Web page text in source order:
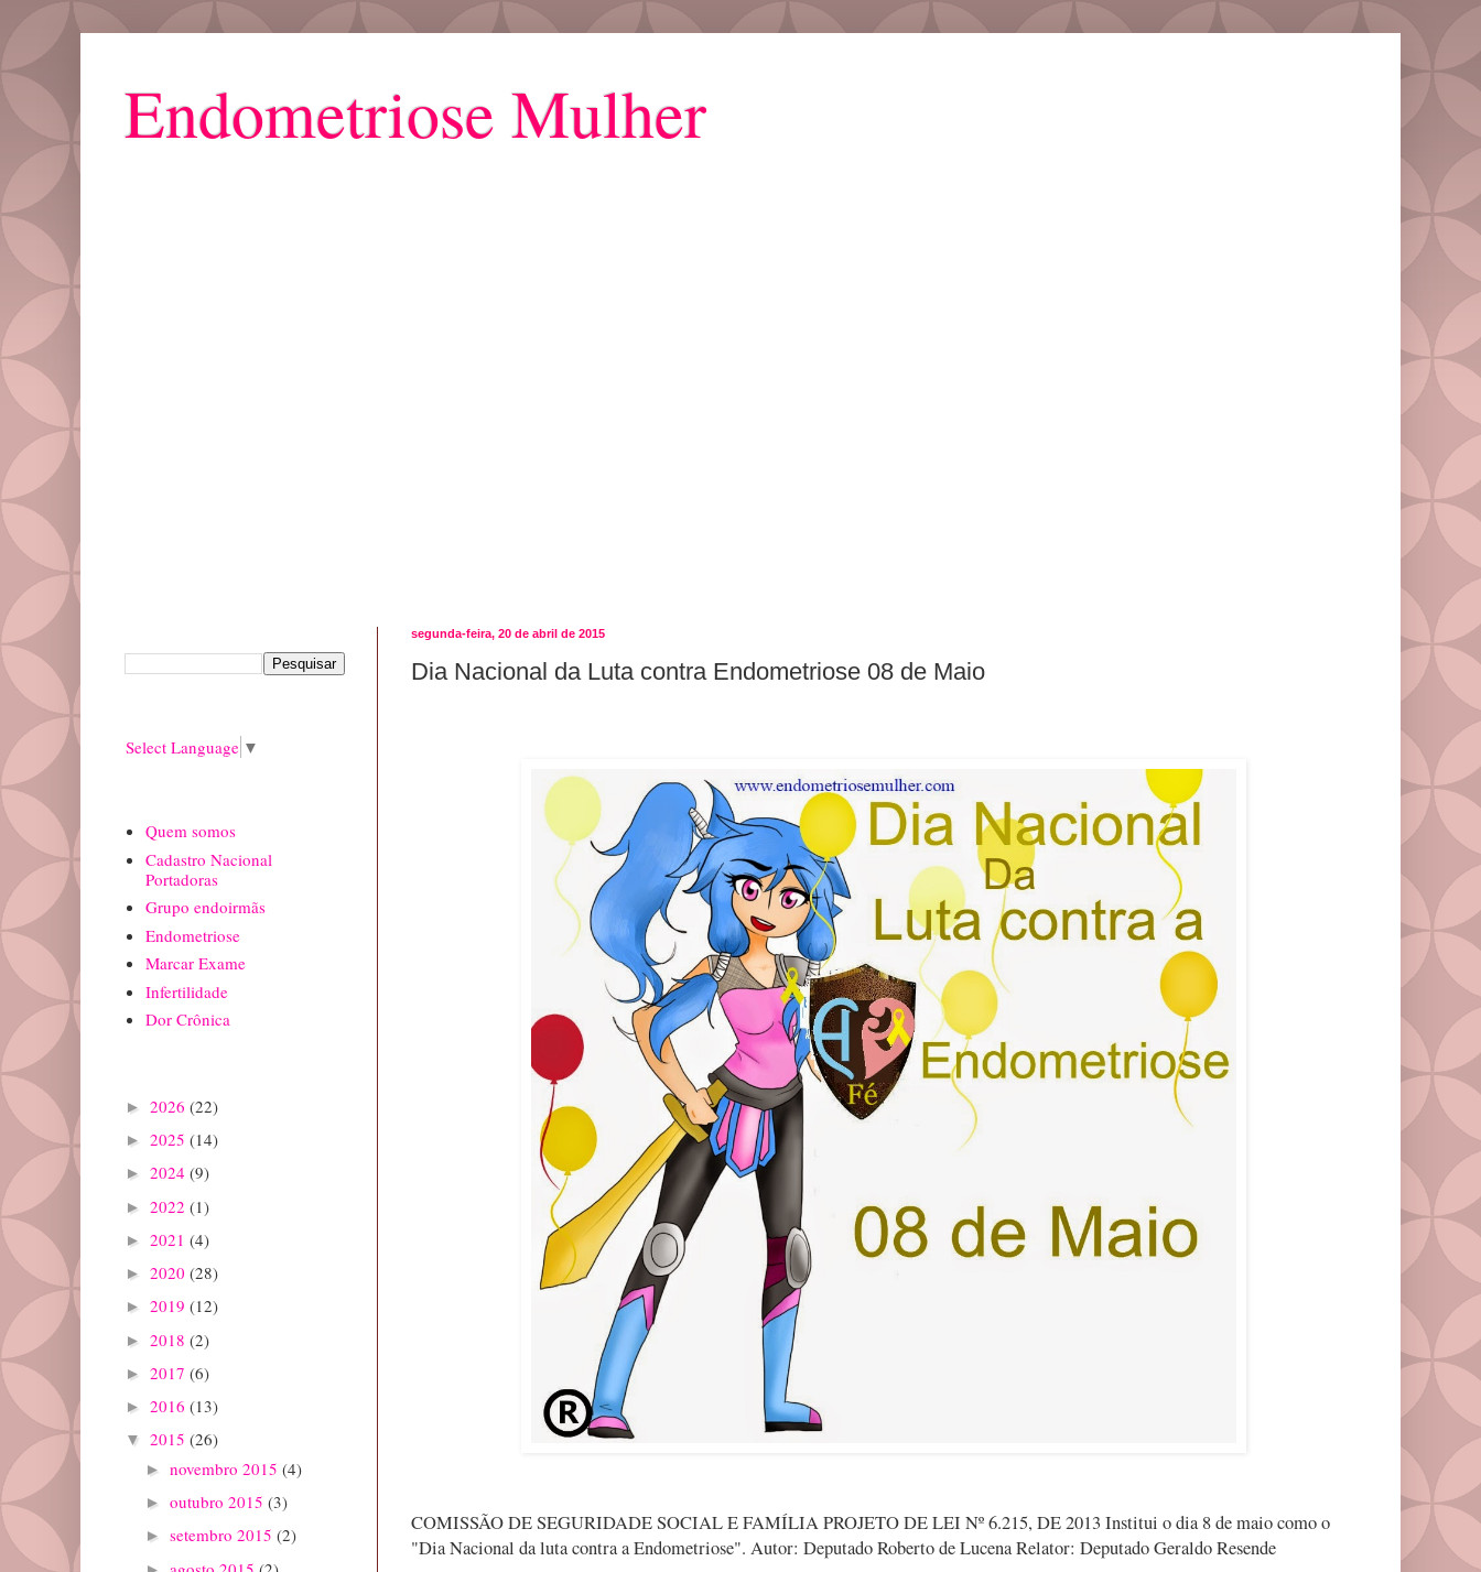
Endometriose Mulher
segunda-feira, 20 de abril de 2015
Dia Nacional da Luta contra Endometriose 08 de Maio
COMISSÃO DE SEGURIDADE SOCIAL E FAMÍLIA PROJETO DE LEI Nº 6.215, DE 2013 Institui o dia 8 de maio como o
"Dia Nacional da luta contra a Endometriose". Autor: Deputado Roberto de Lucena Relator: Deputado Geraldo Resende
Select Language ▼
Quem somos
Cadastro Nacional
Portadoras
Grupo endoirmãs
Endometriose
Marcar Exame
Infertilidade
Dor Crônica
► 2026 (22)
► 2025 (14)
► 2024 (9)
► 2022 (1)
► 2021 (4)
► 2020 (28)
► 2019 (12)
► 2018 (2)
► 2017 (6)
► 2016 (13)
▼ 2015 (26)
► novembro 2015 (4)
► outubro 2015 (3)
► setembro 2015 (2)